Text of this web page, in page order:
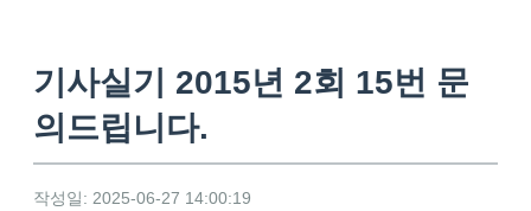
기사실기 2015년 2회 15번 문
의드립니다.
작성일: 2025-06-27 14:00:19